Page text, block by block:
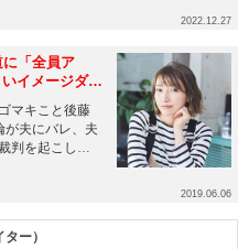
2022.12.27
「全員ア
イメージダウ
マキこと後藤
が夫にバレ、夫
判を起こして
2019.06.06
ー）